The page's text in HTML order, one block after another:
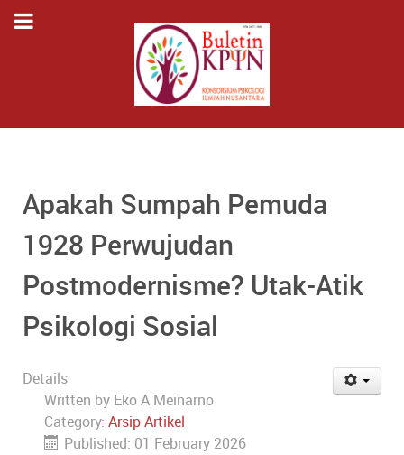
Apakah Sumpah Pemuda
1928 Perwujudan
Postmodernisme? Utak-Atik
Psikologi Sosial
Details
Written by Eko A Meinarno
Category: Arsip Artikel
Published: 01 February 2026